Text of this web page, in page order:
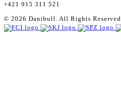
+421 915 311 521
© 2026 Danibull. All Rights Reserved